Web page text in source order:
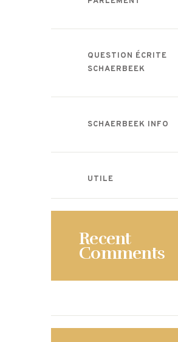
QUESTION ÉCRITE
SCHAERBEEK
SCHAERBEEK INFO
UTILE
Recent
Comments